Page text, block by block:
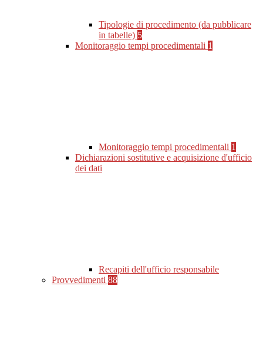
Tipologie di procedimento (da pubblicare
in tabelle) 5
Monitoraggio tempi procedimentali 1
Monitoraggio tempi procedimentali 1
Dichiarazioni sostitutive e acquisizione d'ufficio
dei dati
Recapiti dell'ufficio responsabile
Provvedimenti 88